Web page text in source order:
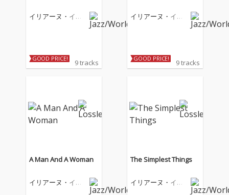
イリアーヌ・イリ
GOOD PRICE! 9 tracks
イリアーヌ・イリ
GOOD PRICE! 9 tracks
A Man And A Woman
イリアーヌ・イリ
The Simplest Things
イリアーヌ・イリ